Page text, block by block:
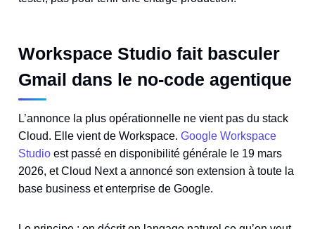
Workspace Studio fait basculer
Gmail dans le no-code agentique
L’annonce la plus opérationnelle ne vient pas du stack
Cloud. Elle vient de Workspace. Google Workspace
Studio est passé en disponibilité générale le 19 mars
2026, et Cloud Next a annoncé son extension à toute la
base business et enterprise de Google.